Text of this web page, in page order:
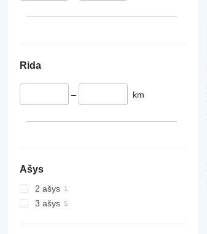
Rida
– km
Ašys
2 ašys
3 ašys